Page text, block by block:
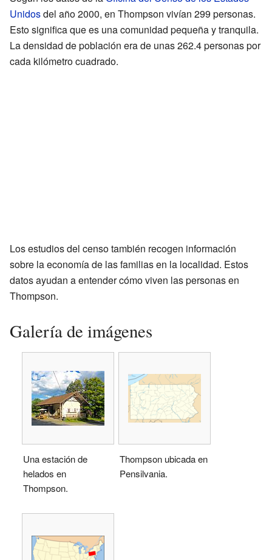
Unidosdel año 2000, en Thompson vivían 299 personas.
Esto significa que es una comunidad pequeña y tranquila.
La densidad de población era de unas 262.4 personas por
cada kilómetro cuadrado.
Los estudios del censo también recogen información
sobre la economía de las familias en la localidad. Estos
datos ayudan a entender cómo viven las personas en
Thompson.
Galería de imágenes
Una estación de
helados en
Thompson.
Thompson ubicada en
Pensilvania.